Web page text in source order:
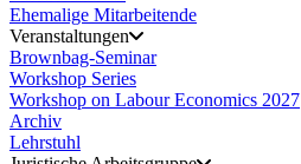
Ehemalige Mitarbeitende
Veranstaltungen
Brownbag-Seminar
Workshop Series
Workshop on Labour Economics 2027
Archiv
Lehrstuhl